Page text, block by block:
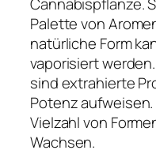
Palette von
natürliche Form
vaporisiert werden.
sind extrahierte
Potenz
Vielzahl von
Wachsen.